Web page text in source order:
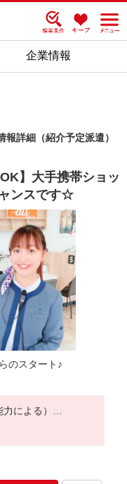
企業情報
詳細（紹介予定派遣）
】大手携帯ショッ
ンスです☆
のスタート♪
による）